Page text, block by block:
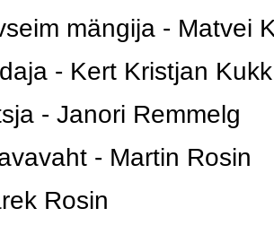
mängija - Matvei
- Kert Kristjan Kukk
- Janori Remmelg
- Martin Rosin
Rosin